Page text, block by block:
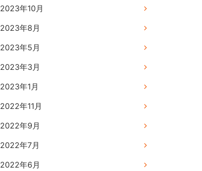
2023年10月
2023年8月
2023年5月
2023年3月
2023年1月
2022年11月
2022年9月
2022年7月
2022年6月